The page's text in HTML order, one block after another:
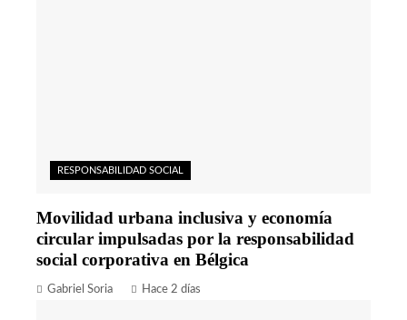
RESPONSABILIDAD SOCIAL
Movilidad urbana inclusiva y economía
circular impulsadas por la responsabilidad
social corporativa en Bélgica
Gabriel Soria Hace 2 días